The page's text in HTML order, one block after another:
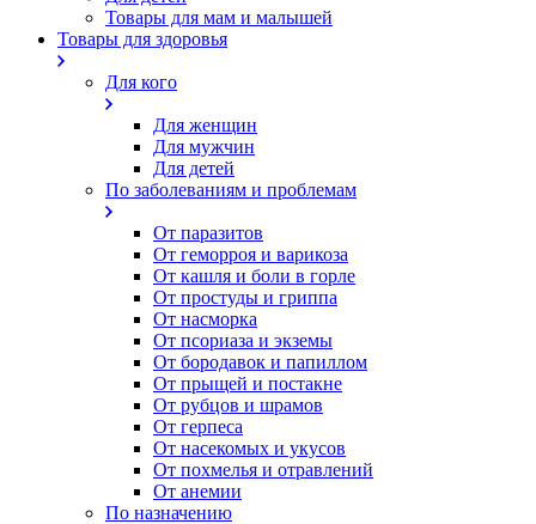
Товары для мам и малышей
Товары для здоровья
Для кого
Для женщин
Для мужчин
Для детей
По заболеваниям и проблемам
От паразитов
Oт геморроя и варикоза
От кашля и боли в горле
От простуды и гриппа
От насморка
Oт псориаза и экземы
От бородавок и папиллом
От прыщей и постакне
От рубцов и шрамов
От герпеса
От насекомых и укусов
От похмелья и отравлений
От анемии
По назначению